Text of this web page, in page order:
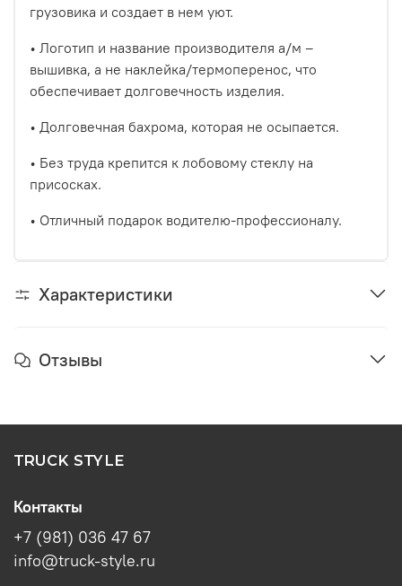
грузовика и создает в нем уют.
• Логотип и название производителя а/м –
вышивка, а не наклейка/термоперенос, что
обеспечивает долговечность изделия.
• Долговечная бахрома, которая не осыпается.
• Без труда крепится к лобовому стеклу на
присосках.
• Отличный подарок водителю-профессионалу.
Характеристики
Отзывы
TRUCK STYLE
Контакты
+7 (981) 036 47 67
info@truck-style.ru